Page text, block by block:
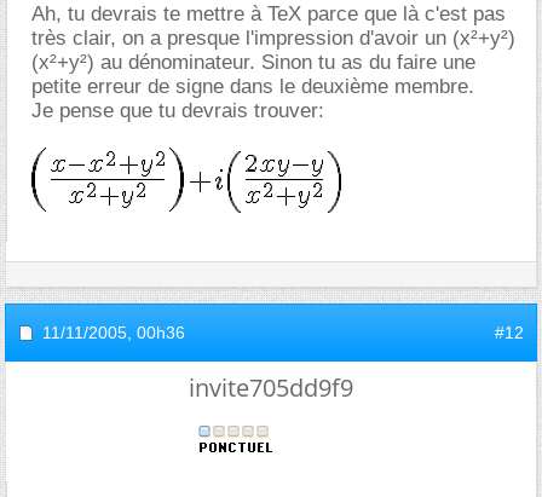
Ah, tu devrais te mettre à TeX parce que là c'est pas
très clair, on a presque l'impression d'avoir un (x²+y²)
(x²+y²) au dénominateur. Sinon tu as du faire une
petite erreur de signe dans le deuxième membre.
Je pense que tu devrais trouver:
11/11/2005, 00h36 #12
invite705dd9f9